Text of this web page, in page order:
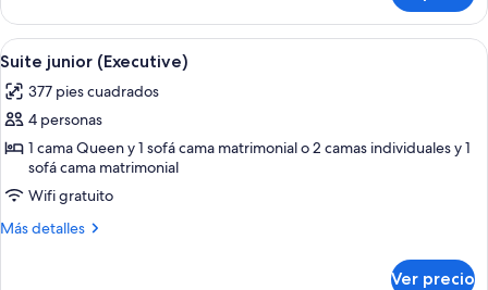
junior
Abrir
todas
las
fotos
de
Suite
junior
(Executive)
Habitación de hotel con una cama
5
Suite junior (Executive)
377 pies cuadrados
4 personas
1 cama Queen y 1 sofá cama matrimonial o 2 camas individuales y 1
sofá cama matrimonial
Wifi gratuito
Más detalles
Más
Ver precio